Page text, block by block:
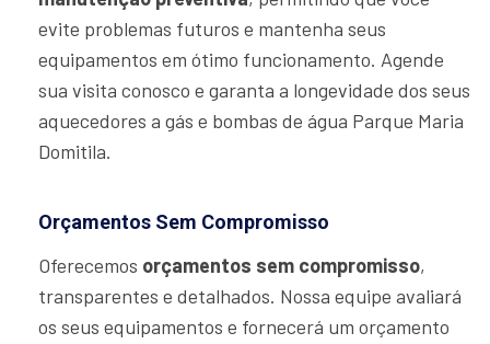
evite problemas futuros e mantenha seus
equipamentos em ótimo funcionamento. Agende
sua visita conosco e garanta a longevidade dos seus
aquecedores a gás e bombas de água Parque Maria
Domitila.
Orçamentos Sem Compromisso
Oferecemos orçamentos sem compromisso,
transparentes e detalhados. Nossa equipe avaliará
os seus equipamentos e fornecerá um orçamento